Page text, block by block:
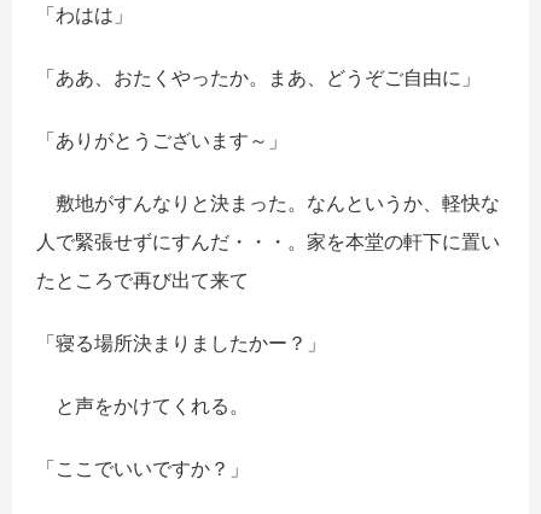
「わはは」
「ああ、おたくやったか。まあ、どうぞご自由に」
「ありがとうございます～」
敷地がすんなりと決まった。なんというか、軽快な
人で緊張せずにすんだ・・・。家を本堂の軒下に置い
たところで再び出て来て
「寝る場所決まりましたかー？」
と声をかけてくれる。
「ここでいいですか？」